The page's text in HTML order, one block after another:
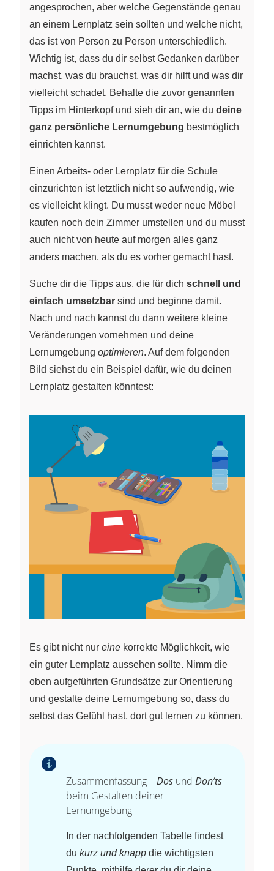
angesprochen, aber welche Gegenstände genau
an einem Lernplatz sein sollten und welche nicht,
das ist von Person zu Person unterschiedlich.
Wichtig ist, dass du dir selbst Gedanken darüber
machst, was du brauchst, was dir hilft und was dir
vielleicht schadet. Behalte die zuvor genannten
Tipps im Hinterkopf und sieh dir an, wie du deine
ganz persönliche Lernumgebung bestmöglich
einrichten kannst.
Einen Arbeits- oder Lernplatz für die Schule
einzurichten ist letztlich nicht so aufwendig, wie
es vielleicht klingt. Du musst weder neue Möbel
kaufen noch dein Zimmer umstellen und du musst
auch nicht von heute auf morgen alles ganz
anders machen, als du es vorher gemacht hast.
Suche dir die Tipps aus, die für dich schnell und
einfach umsetzbar sind und beginne damit.
Nach und nach kannst du dann weitere kleine
Veränderungen vornehmen und deine
Lernumgebung optimieren. Auf dem folgenden
Bild siehst du ein Beispiel dafür, wie du deinen
Lernplatz gestalten könntest:
Es gibt nicht nur eine korrekte Möglichkeit, wie
ein guter Lernplatz aussehen sollte. Nimm die
oben aufgeführten Grundsätze zur Orientierung
und gestalte deine Lernumgebung so, dass du
selbst das Gefühl hast, dort gut lernen zu können.
Zusammenfassung –Dos und Don’ts
beim Gestalten deiner
Lernumgebung
In der nachfolgenden Tabelle findest
du kurz und knapp die wichtigsten